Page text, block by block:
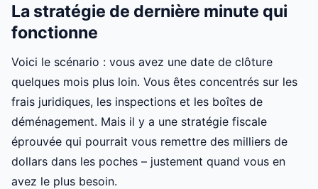
La stratégie de dernière minute qui
fonctionne
Voici le scénario : vous avez une date de clôture
quelques mois plus loin. Vous êtes concentrés sur les
frais juridiques, les inspections et les boîtes de
déménagement. Mais il y a une stratégie fiscale
éprouvée qui pourrait vous remettre des milliers de
dollars dans les poches – justement quand vous en
avez le plus besoin.